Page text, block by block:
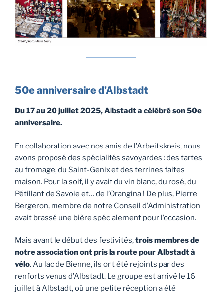
50e anniversaire d’Albstadt
Du 17 au 20 juillet 2025, Albstadt a célébré son 50e
anniversaire.
En collaboration avec nos amis de l’Arbeitskreis, nous
avons proposé des spécialités savoyardes : des tartes
au fromage, du Saint-Genix et des terrines faites
maison. Pour la soif, il y avait du vin blanc, du rosé, du
Pétillant de Savoie et… de l’Orangina ! De plus, Pierre
Bergeron, membre de notre Conseil d’Administration
avait brassé une bière spécialement pour l’occasion.
Mais avant le début des festivités,trois membres de
notre association ont pris la route pour Albstadt à
vélo. Au lac de Bienne, ils ont été rejoints par des
renforts venus d’Albstadt. Le groupe est arrivé le 16
juillet à Albstadt, où une petite réception a été